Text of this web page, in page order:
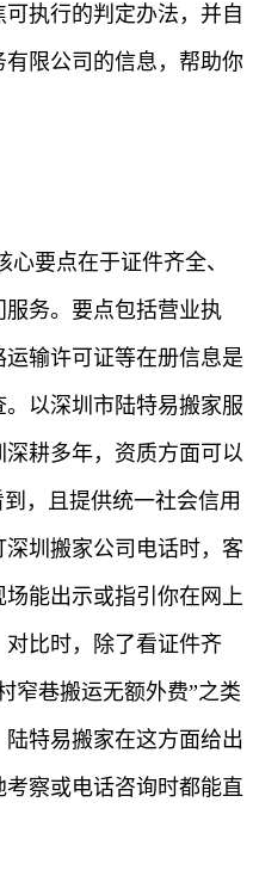
执行的判定办法，并自
限公司的信息，帮助你
要点在于证件齐全、
务。要点包括营业执
输许可证等在册信息是
以深圳市陆特易搬家服
耕多年，资质方面可以
，且提供统一社会信用
圳搬家公司电话时，客
能出示或指引你在网上
比时，除了看证件齐
窄巷搬运无额外费”之类
特易搬家在这方面给出
察或电话咨询时都能直